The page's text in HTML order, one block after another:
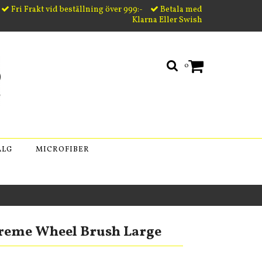
Fri Frakt vid beställning över 999:-
Betala med
Klarna Eller Swish
0
MICROFIBER
Wheel Brush Large